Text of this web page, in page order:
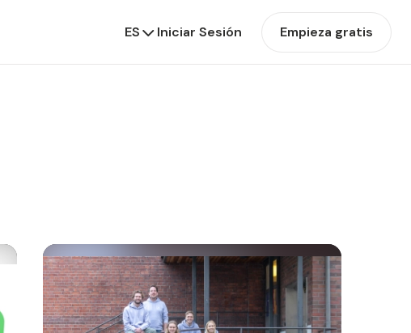
ES Iniciar Sesión Empieza gratis